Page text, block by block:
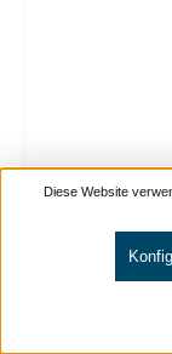
Diese Website